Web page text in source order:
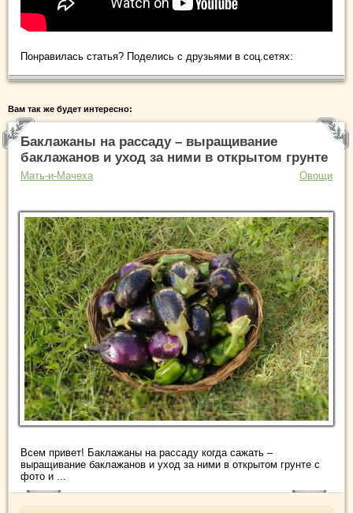
Понравилась статья? Поделись с друзьями в соц.сетях:
Вам так же будет интересно:
Баклажаны на рассаду – выращивание
баклажанов и уход за ними в открытом грунте
Мать-и-Мачеха Овощи
Всем привет! Баклажаны на рассаду когда сажать –
выращивание баклажанов и уход за ними в открытом грунте с
фото и ...